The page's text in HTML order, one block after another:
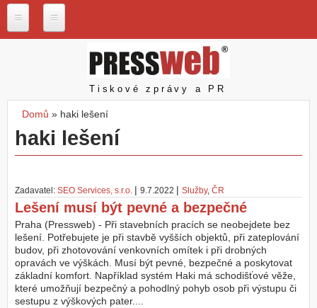
P
e
b
.
c
N
a
š
e
s
l
u
ž
b
Pressweb
Tiskové zprávy a PR
Jste zde
Domů » haki lešení
haki lešení
Zadavatel: SEO Services, s.r.o. | 9.7.2022 | Služby, ČR
Lešení musí být pevné a bezpečné
Praha (Pressweb) - Při stavebních pracích se neobejdete bez
lešení. Potřebujete je při stavbě vyšších objektů, při zateplování
budov, při zhotovování venkovních omítek i při drobných
opravách ve výškách. Musí být pevné, bezpečné a poskytovat
základní komfort. Například systém Haki má schodišťové věže,
které umožňují bezpečný a pohodlný pohyb osob při výstupu či
sestupu z výškových pater....